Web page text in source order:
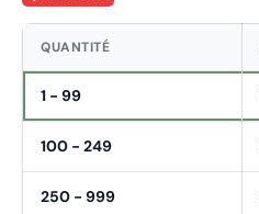
QUANTITÉ
1 - 99
100 - 249
250 - 999